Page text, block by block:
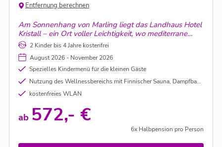
Entfernung berechnen
Am Sonnenhang von Marling liegt das Landhaus Hotel
Kristall – ein Ort voller Leichtigkeit, wo mediterrane
Landschaft und alpine Bergwelt unvergessliche
Augenblicke schenken.
2 Kinder bis 4 Jahre kostenfrei
August 2026 - November 2026
Spezielles Kindermenü für die kleinen Gäste
Nutzung des Wellnessbereichs mit Finnischer Sauna, Dampfbad und Außenpool
kostenfreies WLAN
ab 572,- €
6x Halbpension pro Person